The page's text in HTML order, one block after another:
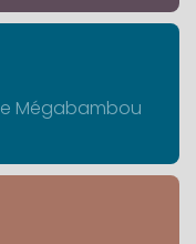
Mégabambou